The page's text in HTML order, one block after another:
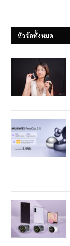
หัวข้อทั้งหมด